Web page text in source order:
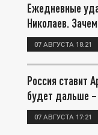
Ежедневные
Николаев.
07 АВГУСТА 18:21
Россия ставит
будет дальше –
07 АВГУСТА 17:21